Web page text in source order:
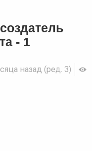
- 1
назад (ред. 3)